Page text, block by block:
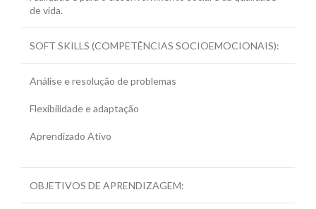
de vida.
SOFT SKILLS (COMPETÊNCIAS SOCIOEMOCIONAIS):
Análise e resolução de problemas
Flexibilidade e adaptação
Aprendizado Ativo
OBJETIVOS DE APRENDIZAGEM: